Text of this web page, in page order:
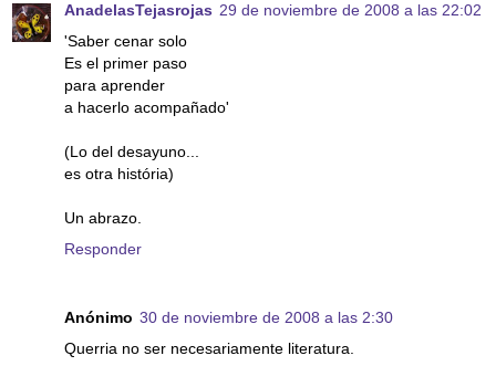
AnadelasTejasrojas 29 de noviembre de 2008 a las 22:02
'Saber cenar solo
Es el primer paso
para aprender
a hacerlo acompañado'
(Lo del desayuno...
es otra história)
Un abrazo.
Responder
Anónimo 30 de noviembre de 2008 a las 2:30
Querria no ser necesariamente literatura.